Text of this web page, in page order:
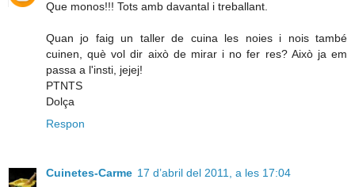
Que monos!!! Tots amb davantal i treballant.
Quan jo faig un taller de cuina les noies i nois també
cuinen, què vol dir això de mirar i no fer res? Això ja em
passa a l'insti, jejej!
PTNTS
Dolça
Respon
Cuinetes-Carme 17 d’abril del 2011, a les 17:04